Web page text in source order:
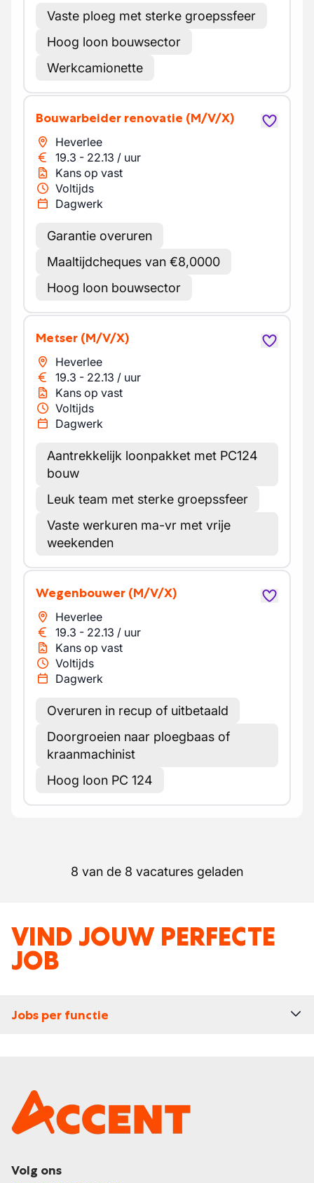
Vaste ploeg met sterke groepssfeer
Hoog loon bouwsector
Werkcamionette
Bouwarbeider renovatie (M/V/X)
Heverlee
19.3 - 22.13 / uur
Kans op vast
Voltijds
Dagwerk
Garantie overuren
Maaltijdcheques van €8,0000
Hoog loon bouwsector
Metser (M/V/X)
Heverlee
19.3 - 22.13 / uur
Kans op vast
Voltijds
Dagwerk
Aantrekkelijk loonpakket met PC124
bouw
Leuk team met sterke groepssfeer
Vaste werkuren ma-vr met vrije
weekenden
Wegenbouwer (M/V/X)
Heverlee
19.3 - 22.13 / uur
Kans op vast
Voltijds
Dagwerk
Overuren in recup of uitbetaald
Doorgroeien naar ploegbaas of
kraanmachinist
Hoog loon PC 124
8 van de 8 vacatures geladen
VIND JOUW PERFECTE
JOB
Jobs per functie
Volg ons